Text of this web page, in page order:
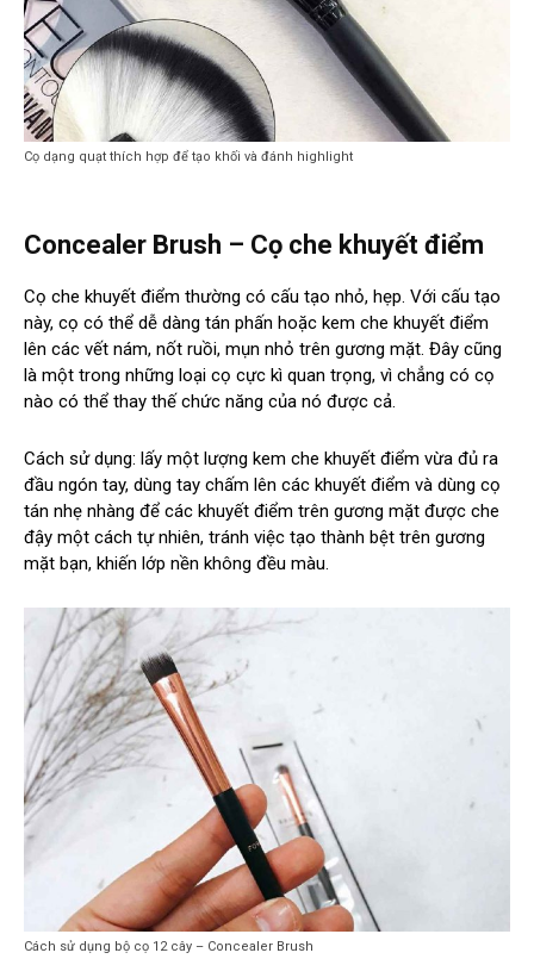
Cọ dạng quạt thích hợp để tạo khối và đánh highlight
Concealer Brush – Cọ che khuyết điểm
Cọ che khuyết điểm thường có cấu tạo nhỏ, hẹp. Với cấu tạo
này, cọ có thể dễ dàng tán phấn hoặc kem che khuyết điểm
lên các vết nám, nốt ruồi, mụn nhỏ trên gương mặt. Đây cũng
là một trong những loại cọ cực kì quan trọng, vì chẳng có cọ
nào có thể thay thế chức năng của nó được cả.
Cách sử dụng: lấy một lượng kem che khuyết điểm vừa đủ ra
đầu ngón tay, dùng tay chấm lên các khuyết điểm và dùng cọ
tán nhẹ nhàng để các khuyết điểm trên gương mặt được che
đậy một cách tự nhiên, tránh việc tạo thành bệt trên gương
mặt bạn, khiến lớp nền không đều màu.
Cách sử dụng bộ cọ 12 cây – Concealer Brush